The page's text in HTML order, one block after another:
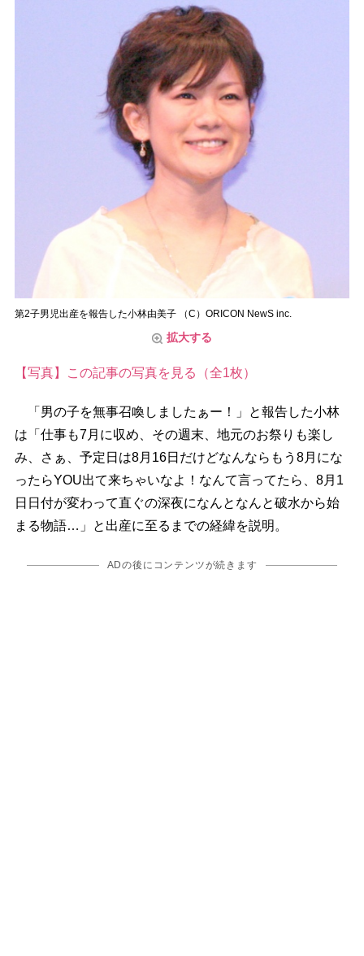
第2子男児出産を報告した小林由美子 （C）ORICON NewS inc.
拡大する
【写真】この記事の写真を見る（全1枚）
「男の子を無事召喚しましたぁー！」と報告した小林
は「仕事も7月に収め、その週末、地元のお祭りも楽し
み、さぁ、予定日は8月16日だけどなんならもう8月にな
ったらYOU出て来ちゃいなよ！なんて言ってたら、8月1
日日付が変わって直ぐの深夜になんとなんと破水から始
まる物語…」と出産に至るまでの経緯を説明。
ADの後にコンテンツが続きます